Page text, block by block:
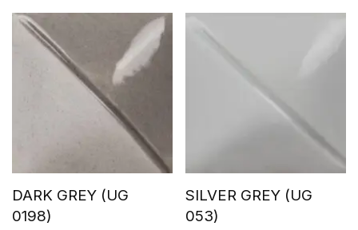
DARK GREY (UG
0198)
SILVER GREY (UG
053)